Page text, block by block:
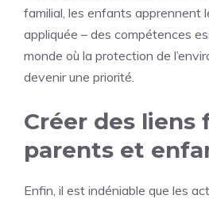
familial, les enfants apprennent
appliquée – des compétences
monde où la protection de
devenir une priorité.
Créer des liens
parents et
Enfin, il est indéniable que les